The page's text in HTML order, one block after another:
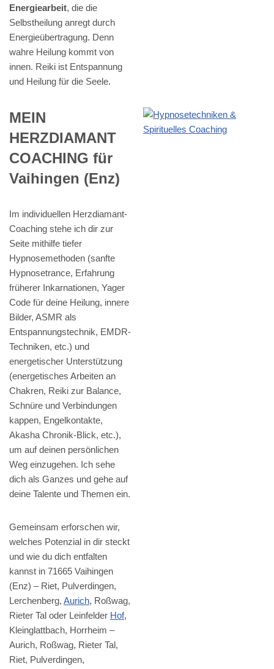
Energiearbeit, die die
Selbstheilung anregt durch
Energieübertragung. Denn
wahre Heilung kommt von
innen. Reiki ist Entspannung
und Heilung für die Seele.
MEIN
HERZDIAMANT
COACHING für
Vaihingen (Enz)
Im individuellen Herzdiamant-
Coaching stehe ich dir zur
Seite mithilfe tiefer
Hypnosemethoden (sanfte
Hypnosetrance, Erfahrung
früherer Inkarnationen, Yager
Code für deine Heilung, innere
Bilder, ASMR als
Entspannungstechnik, EMDR-
Techniken, etc.) und
energetischer Unterstützung
(energetisches Arbeiten an
Chakren, Reiki zur Balance,
Schnüre und Verbindungen
kappen, Engelkontakte,
Akasha Chronik-Blick, etc.),
um auf deinen persönlichen
Weg einzugehen. Ich sehe
dich als Ganzes und gehe auf
deine Talente und Themen ein.
Gemeinsam erforschen wir,
welches Potenzial in dir steckt
und wie du dich entfalten
kannst in 71665 Vaihingen
(Enz) – Riet, Pulverdingen,
Lerchenberg, Aurich, Roßwag,
Rieter Tal oder Leinfelder Hof,
Kleinglattbach, Horrheim –
Aurich, Roßwag, Rieter Tal,
Riet, Pulverdingen,